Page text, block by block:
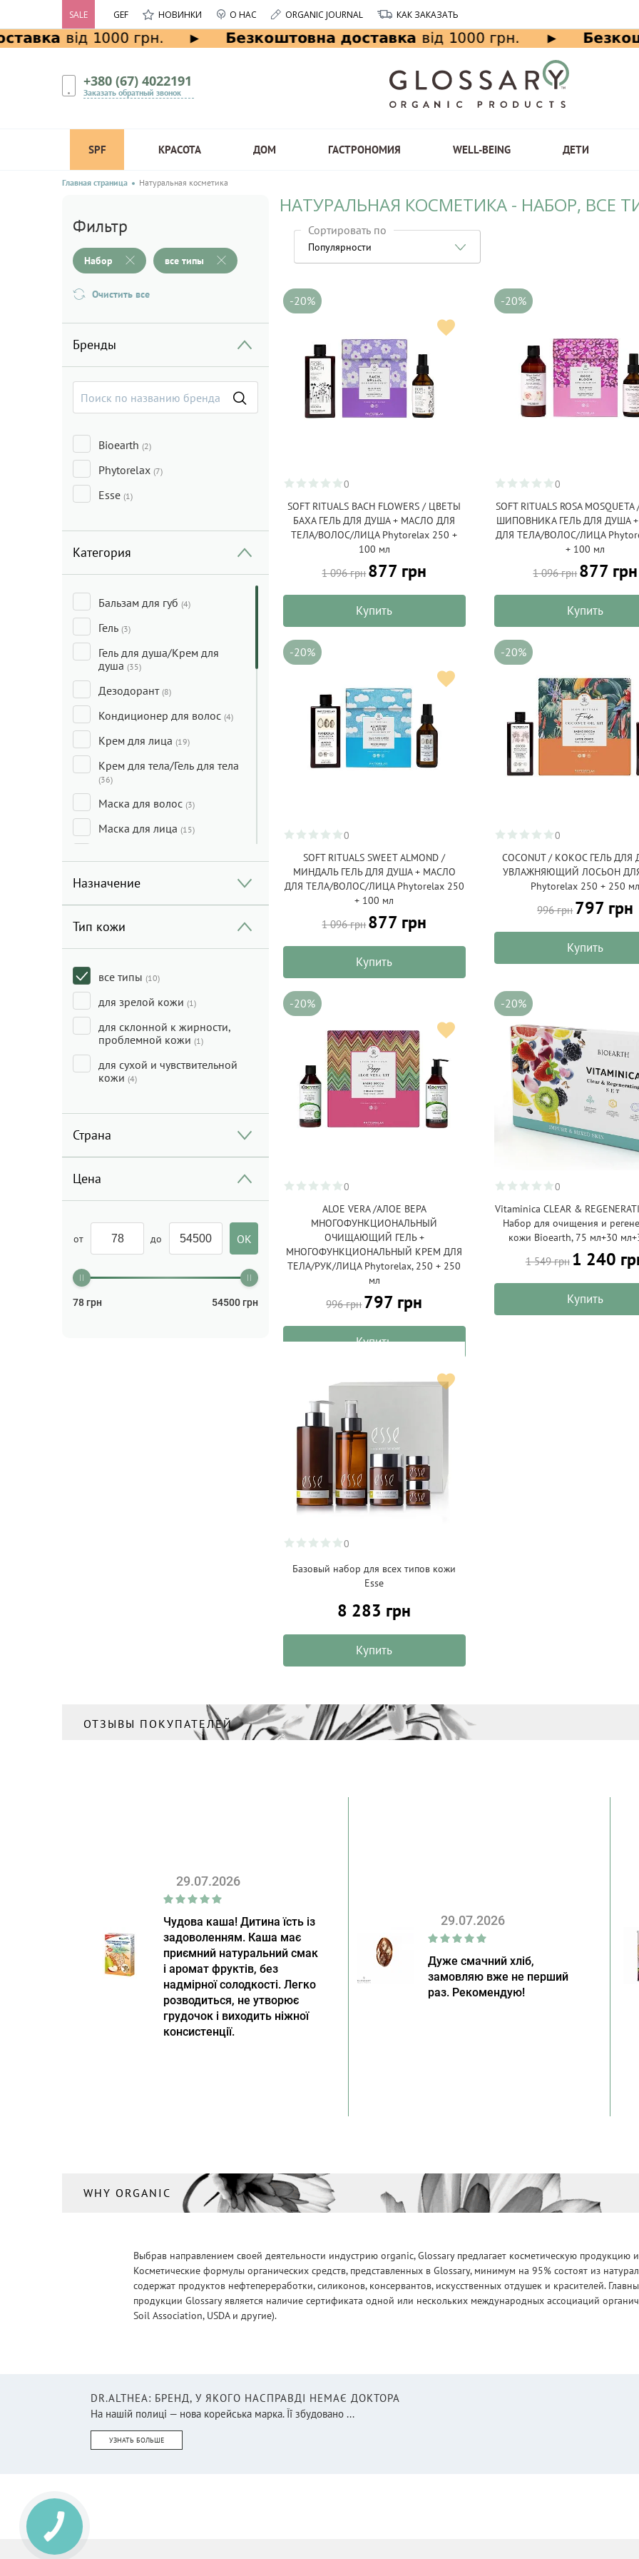
SALE GEF НОВИНКИ О НАС ORGANIC JOURNAL КАК ЗАКАЗАТЬ
+380 (67) 4022191
Заказать обратный звонок
SPF КРАСОТА ДОМ ГАСТРОНОМИЯ WELL-BEING ДЕТИ
Главная страница Натуральная косметика
Фильтр
Набор все типы
Очистить все
Бренды
Bioearth (2)
Phytorelax (7)
Esse (1)
Категория
Бальзам для губ (4)
Гель (3)
Гель для душа/Крем для
душа (35)
Дезодорант (8)
Кондиционер для волос (4)
Крем для лица (19)
Крем для тела/Гель для тела
(36)
Маска для волос (3)
Маска для лица (15)
Мицеллярная вода/
Молочко для лица/Средства
для очищения(17)
Мыло
Пенки/Гели/Масло для
лица(7)
тела(2)
Спрей для волос
Сыворотка для волос
Консилеры/Праймеры
Тоник/Мист
Уход за кожей вокруг глаз
Назначение
Тип кожи
все типы (10)
для зрелой кожи (1)
для склонной к жирности,
проблемной кожи (1)
для сухой и чувствительной
кожи (4)
Страна
Цена
от до
78 грн 54500 грн
НАТУРАЛЬНАЯ КОСМЕТИКА - НАБОР, ВСЕ
Сортировать по
Популярности
-20%
0
SOFT RITUALS BACH FLOWERS / ЦВЕТЫ
БАХА ГЕЛЬ ДЛЯ ДУША + МАСЛО ДЛЯ
ТЕЛА/ВОЛОС/ЛИЦА Phytorelax 250 +
100 мл
1 096 грн877 грн
Купить
-20%
0
SOFT RITUALS ROSA
ШИПОВНИКА ГЕЛЬ ДЛЯ ДУША
ДЛЯ ТЕЛА/ВОЛОС/ЛИЦА
+ 100 мл
1 096 грн877 грн
Купить
-20%
0
SOFT RITUALS SWEET ALMOND /
МИНДАЛЬ ГЕЛЬ ДЛЯ ДУША + МАСЛО
ДЛЯ ТЕЛА/ВОЛОС/ЛИЦА Phytorelax 250
+ 100 мл
1 096 грн877 грн
Купить
-20%
0
COCONUT / КОКОС ГЕЛЬ ДЛЯ
УВЛАЖНЯЮЩИЙ ЛОСЬОН
Phytorelax 250 + 250 мл
996 грн797 грн
Купить
-20%
0
ALOE VERA /АЛОЕ ВЕРА
МНОГОФУНКЦИОНАЛЬНЫЙ
ОЧИЩАЮЩИЙ ГЕЛЬ +
МНОГОФУНКЦИОНАЛЬНЫЙ КРЕМ ДЛЯ
ТЕЛА/РУК/ЛИЦА Phytorelax, 250 + 250
мл
996 грн797 грн
Купить
-20%
0
Vitaminica CLEAR &
Набор для очищения и
кожи Bioearth, 75 мл+30
1 549 грн 1 240
Купить
0
Базовый набор для всех типов кожи
Esse
8 283 грн
Купить
ОТЗЫВЫ ПОКУПАТЕЛЕЙ
29.07.2026
Чудова каша! Дитина їсть із
задоволенням. Каша має
приємний натуральний смак
і аромат фруктів, без
надмірної солодкості. Легко
розводиться, не утворює
грудочок і виходить ніжної
консистенції.
29.07.2026
Дуже смачний хліб,
замовляю вже не перший
раз. Рекомендую!
WHY ORGANIC
Выбрав направлением своей деятельности индустрию organic, Glossary предлагает косметическую продукцию
Косметические формулы органических средств, представленных в Glossary, минимум на 95% состоят из
содержат продуктов нефтепереработки, силиконов, консервантов, искусственных отдушек и красителей.
продукции Glossary является наличие сертификата одной или нескольких международных ассоциаций
Soil Association, USDA и другие).
DR.ALTHEA: БРЕНД, У ЯКОГО НАСПРАВДІ НЕМАЄ ДОКТОРА
На нашій полиці — нова корейська марка. Її збудовано ...
УЗНАТЬ БОЛЬШЕ